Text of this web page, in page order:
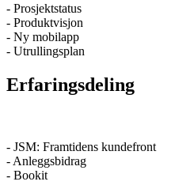
- Prosjektstatus
- Produktvisjon
- Ny mobilapp
- Utrullingsplan
Erfaringsdeling
- JSM: Framtidens kundefront
- Anleggsbidrag
- Bookit